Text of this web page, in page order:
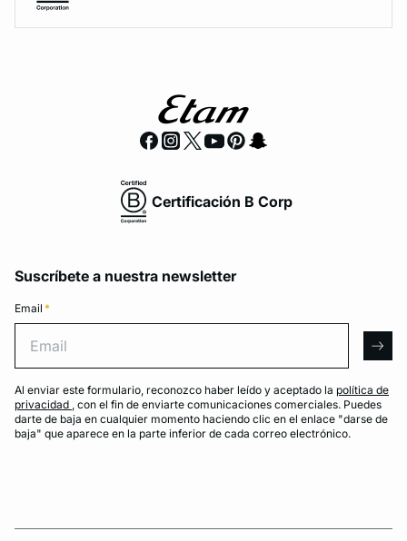
Certificación B Corp
Suscríbete a nuestra newsletter
Email *
Al enviar este formulario, reconozco haber leído y aceptado la política de
privacidad , con el fin de enviarte comunicaciones comerciales. Puedes
darte de baja en cualquier momento haciendo clic en el enlace "darse de
baja" que aparece en la parte inferior de cada correo electrónico.